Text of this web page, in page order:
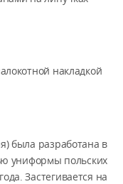
накладкой
была разработана в
униформы польских
Застегивается на